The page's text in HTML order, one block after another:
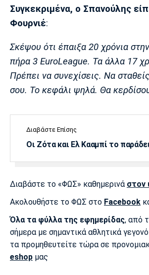
Γιουνάιτεντ
Λίβερπουλ
Μάντσεστερ
Σίτι
Ίντερ Μίλαν
Ντόρτμουντ
Μονακό
Ερυθρός
Αστέρας
Συγκεκριμένα, ο Σπανούλης
Φουρνιέ:
Σκέψου ότι έπαιξα 20 χρόνια
πήρα 3 EuroLeague. Τα άλλα 17
Πρέπει να συνεχίσεις. Να
σου. Το κεφάλι ψηλά. Θα
Διαβάστε Επίσης
Οι Ζότα και Ελ Κααμπί το
Διαβάστε το «ΦΩΣ» καθημερινά στον
Ακολουθήστε το ΦΩΣ στο Facebook
Όλα τα φύλλα της εφημερίδας, από
σήμερα με σημαντικά αθλητικά
τα προμηθευτείτε τώρα σε
eshop μας